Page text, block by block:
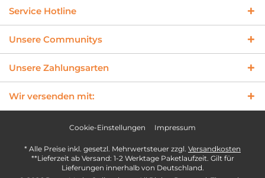
Service Hotline
Unsere Communitys
Unsere Zahlungsarten
Wir versenden mit:
Cookie-Einstellungen Impressum
* Alle Preise inkl. gesetzl. Mehrwertsteuer zzgl. Versandkosten
**Lieferzeit ab Versand: 1-2 Werktage Paketlaufzeit. Gilt für
Lieferungen innerhalb von Deutschland.